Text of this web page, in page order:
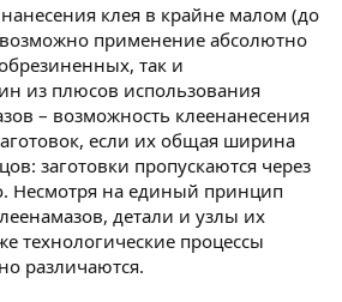
клея в крайне малом (до
применение абсолютно
так и
из плюсов использования
– возможность клеенанесения
если их общая ширина
заготовки пропускаются через
Несмотря на единый принцип
детали и узлы их
технологические процессы
различаются.